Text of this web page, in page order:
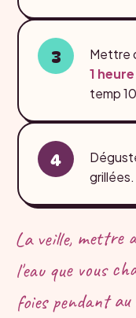
Mettre
1 heure
temp
grillées.
La veille, mettre
l'eau que vous
foies pendant